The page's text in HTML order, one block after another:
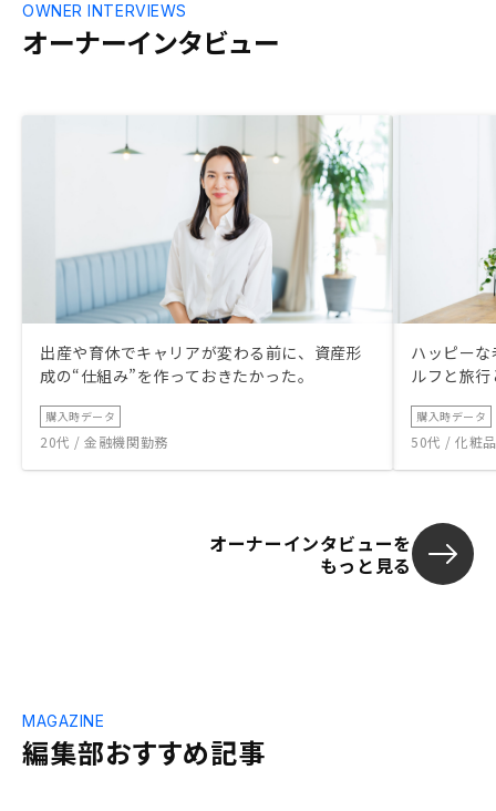
オーナーインタビュー
OWNER INTERVIEWS
出産や育休でキャリアが変わる前に、資産形
成の“仕組み”を作っておきたかった。
購入時データ
20代 / 金融機関勤務
ハッピー
ルフと旅
購入時データ
50代 / 化粧
オーナーインタビューを
もっと見る
編集部おすすめ記事
MAGAZINE